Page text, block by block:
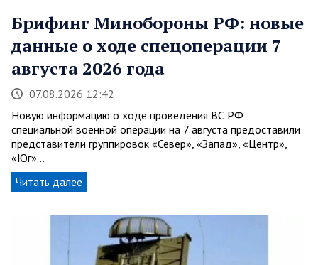
Брифинг Минобороны РФ: новые
данные о ходе спецоперации 7
августа 2026 года
07.08.2026 12:42
Новую информацию о ходе проведения ВС РФ
специальной военной операции на 7 августа предоставили
представители группировок «Север», «Запад», «Центр»,
«Юг»…
Читать далее